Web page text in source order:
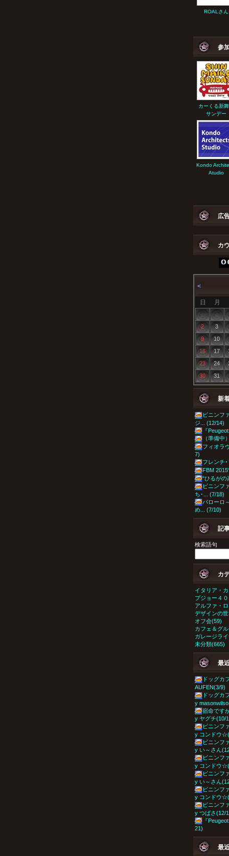
ROALさん
参
カーくる新
サンデー
Kondo
Atudio
広
カ
＜
日 月
2
3
9
10
16
17
23
24
30
31
新
ピニンフ
ジ... (12/14)
『
（準備中
フィオラ
7)
フレンチ
FBM
“ひるがの
ピニンフ
ち･... (7/18)
バローロ
め... (7/10)
記
検索語句
カ
イタリア・
プジョー４
アルファ・
デザインの
オフ会(59)
カフェ＆グ
ガレージラ
未分類(665)
最
ドッグカ
AUFEN(3/9)
ドッグカ
y
宿命です
y ヤグチ(10/
ピニンフ
y コンドウ
ピニンフ
y い～さん
ピニンフ
y コンドウ
ピニンフ
y い～さん
ピニンフ
y コンドウ
ピニンフ
y つばさ(12/
『
21)
最